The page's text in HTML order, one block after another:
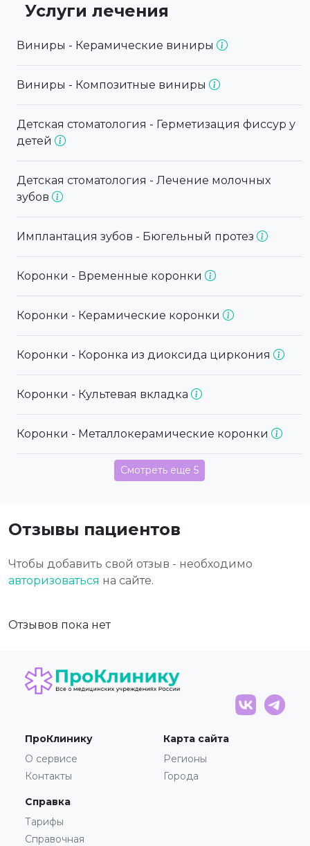
Услуги лечения
Виниры - Керамические виниры
Виниры - Композитные виниры
Детская стоматология - Герметизация фиссур у
детей
Детская стоматология - Лечение молочных
зубов
Имплантация зубов - Бюгельный протез
Коронки - Временные коронки
Коронки - Керамические коронки
Коронки - Коронка из диоксида циркония
Коронки - Культевая вкладка
Коронки - Металлокерамические коронки
Смотреть еще 5
Отзывы пациентов
Чтобы добавить свой отзыв - необходимо
авторизоваться на сайте.
Отзывов пока нет
ПроКлинику
О сервисе
Контакты
Карта сайта
Регионы
Города
Справка
Тарифы
Справочная